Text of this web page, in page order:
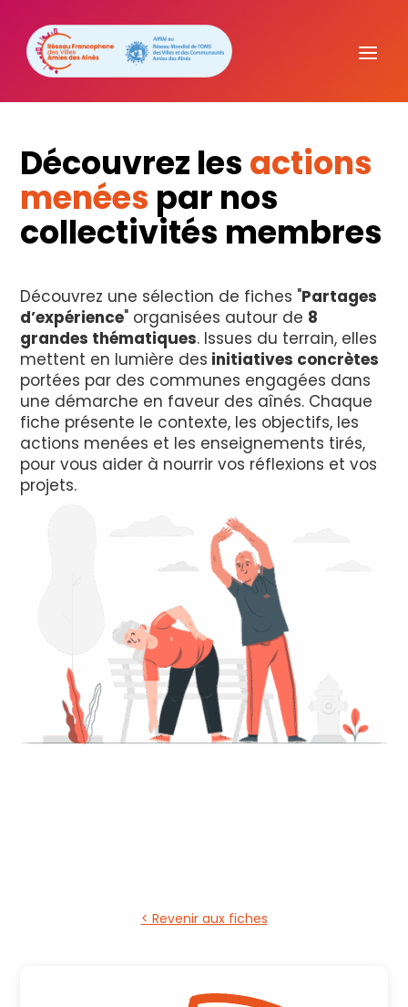
Découvrez les actions
menées par nos
collectivités membres
Découvrez une sélection de fiches "Partages
d’expérience" organisées autour de 8
grandes thématiques. Issues du terrain, elles
mettent en lumière des initiatives concrètes
portées par des communes engagées dans
une démarche en faveur des aînés. Chaque
fiche présente le contexte, les objectifs, les
actions menées et les enseignements tirés,
pour vous aider à nourrir vos réflexions et vos
projets.
< Revenir aux fiches